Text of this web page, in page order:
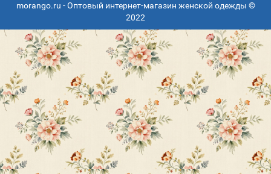
morango.ru - Оптовый интернет-магазин женской одежды ©
2022